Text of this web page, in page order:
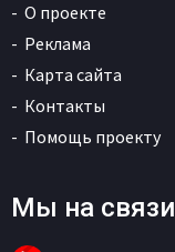
О проекте
Реклама
Карта сайта
Контакты
Помощь проекту
Мы на связи